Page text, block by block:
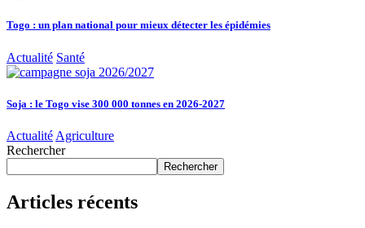
Togo : un plan national pour mieux détecter les épidémies
Actualité Santé
Soja : le Togo vise 300 000 tonnes en 2026-2027
Actualité Agriculture
Rechercher
Rechercher
Articles récents